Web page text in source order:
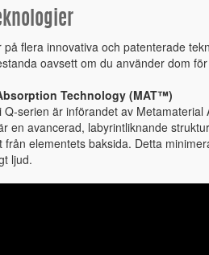
på flera innovativa och patenterade
oavsett om du använder dom
Technology (MAT™)
Q-serien är införandet av Metamaterial
en avancerad, labyrintliknande
från elementets baksida. Detta
ljud.